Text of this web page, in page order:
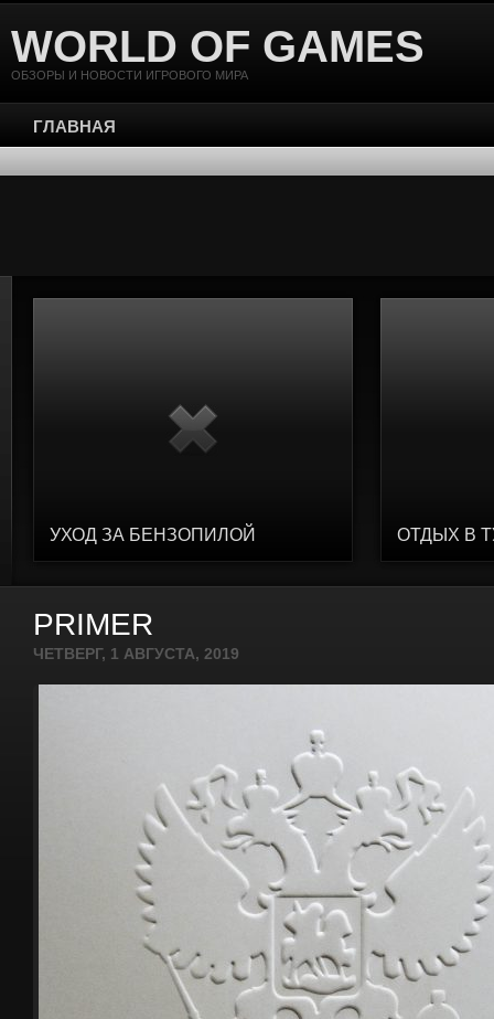
WORLD OF GAMES
ОБЗОРЫ И НОВОСТИ ИГРОВОГО МИРА
ГЛАВНАЯ
УХОД ЗА БЕНЗОПИЛОЙ ОТДЫХ В
PRIMER
ЧЕТВЕРГ, 1 АВГУСТА, 2019